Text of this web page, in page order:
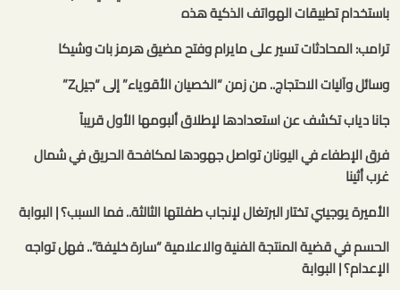
باستخدام تطبيقات الهواتف الذكية هذه
ترامب: المحادثات تسير على مايرام وفتح مضيق هرمز بات وشيكا
وسائل وآليات الاحتجاج.. من زمن “الخصيان الأقوياء” إلى “جيلZ”
جانا دياب تكشف عن استعدادها لإطلاق ألبومها الأول قريباً
فرق الإطفاء في اليونان تواصل جهودها لمكافحة الحريق في شمال
غرب أثينا
الأميرة يوجيني تختار البرتغال لإنجاب طفلتها الثالثة.. فما السبب؟ | البوابة
الحسم في قضية المنتجة الفنية والاعلامية “سارة خليفة”.. فهل تواجه
الإعدام؟ | البوابة